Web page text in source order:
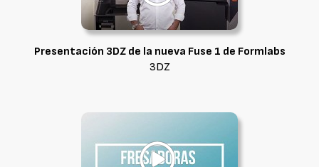
Presentación 3DZ de la nueva Fuse 1 de Formlabs
3DZ